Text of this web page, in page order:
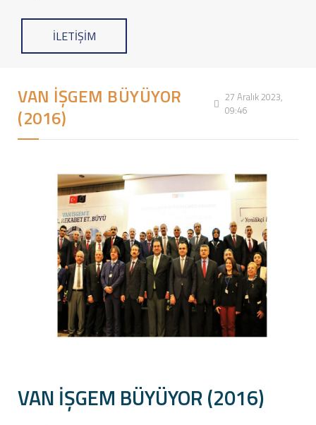
İLETİŞİM
VAN İŞGEM BÜYÜYOR
(2016)
27 Aralık 2023,
09:46
VAN İŞGEM BÜYÜYOR (2016)